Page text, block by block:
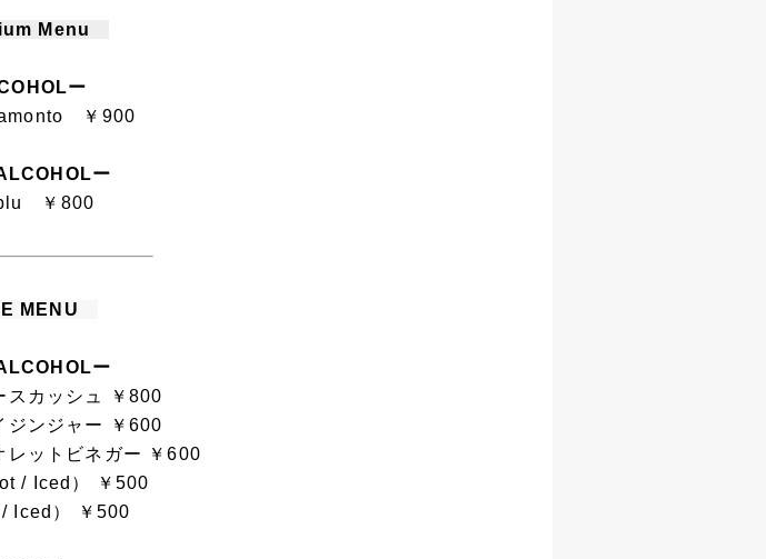
Menu
ー
￥900
ー
￥800
MENU
ー
スカッシュ ￥800
ジンジャー ￥600
レットビネガー ￥600
/ Iced） ￥500
Iced） ￥500